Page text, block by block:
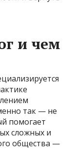
и чем
так — не
помогает
сложных и
общества —